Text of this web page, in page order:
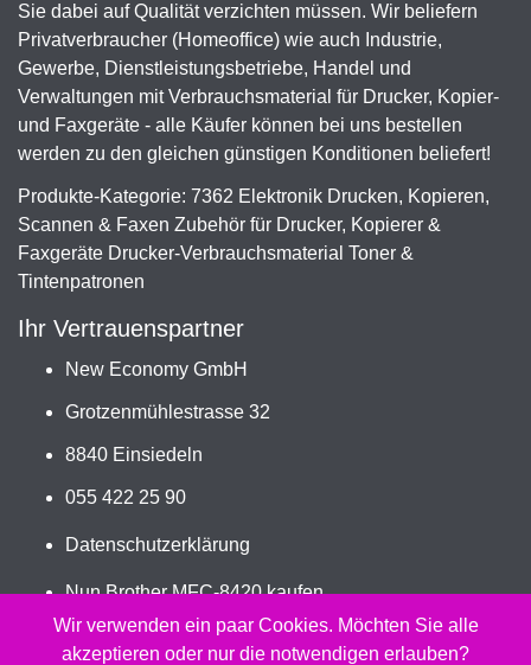
Sie dabei auf Qualität verzichten müssen. Wir beliefern
Privatverbraucher (Homeoffice) wie auch Industrie,
Gewerbe, Dienstleistungsbetriebe, Handel und
Verwaltungen mit Verbrauchsmaterial für Drucker, Kopier-
und Faxgeräte - alle Käufer können bei uns bestellen
werden zu den gleichen günstigen Konditionen beliefert!
Produkte-Kategorie: 7362 Elektronik Drucken, Kopieren,
Scannen & Faxen Zubehör für Drucker, Kopierer &
Faxgeräte Drucker-Verbrauchsmaterial Toner &
Tintenpatronen
Ihr Vertrauenspartner
New Economy GmbH
Grotzenmühlestrasse 32
8840 Einsiedeln
055 422 25 90
Datenschutzerklärung
Nun Brother MFC-8420 kaufen
Jetzt TN-7600 bestellen
Wir verwenden ein paar Cookies. Möchten Sie alle
akzeptieren oder nur die notwendigen erlauben?